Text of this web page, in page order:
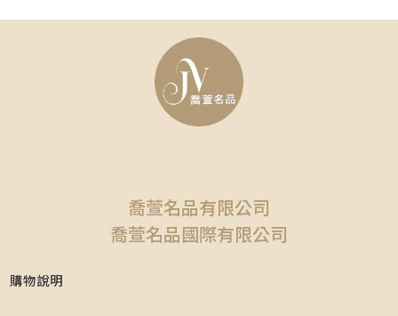
喬萱名品有限公司
喬萱名品國際有限公司
購物說明